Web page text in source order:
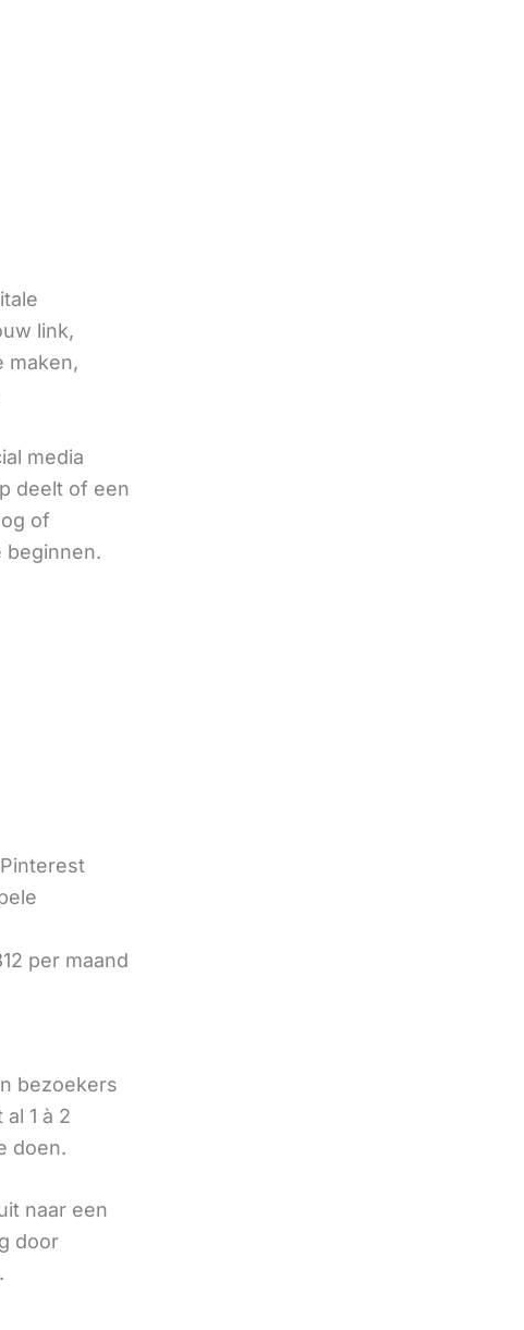
link,
maken,
media
deelt of een
of
beginnen.
per maand
bezoekers
1 à 2
doen.
naar een
door